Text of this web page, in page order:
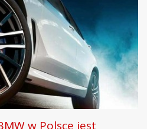
w Polsce jest